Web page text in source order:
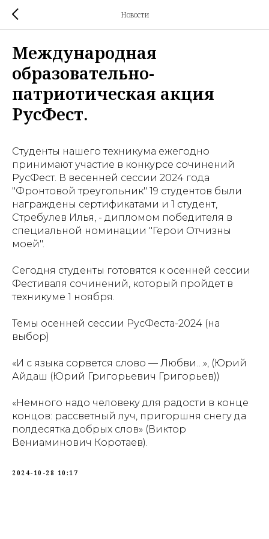
Новости
Международная
образовательно-
патриотическая акция
РусФест.
Студенты нашего техникума ежегодно
принимают участие в конкурсе сочинений
РусФест. В весенней сессии 2024 года
"Фронтовой треугольник" 19 студентов были
награждены сертификатами и 1 студент,
Стребулев Илья, - дипломом победителя в
специальной номинации "Герои Отчизны
моей".
Сегодня студенты готовятся к осенней сессии
Фестиваля сочинений, который пройдет в
техникуме 1 ноября.
Темы осенней сессии РусФеста-2024 (на
выбор)
«И с языка сорвется слово — Любви…», (Юрий
Айдаш (Юрий Григорьевич Григорьев))
«Немного надо человеку для радости в конце
концов: рассветный луч, пригоршня снегу да
полдесятка добрых слов» (Виктор
Вениаминович Коротаев).
2024-10-28 10:17